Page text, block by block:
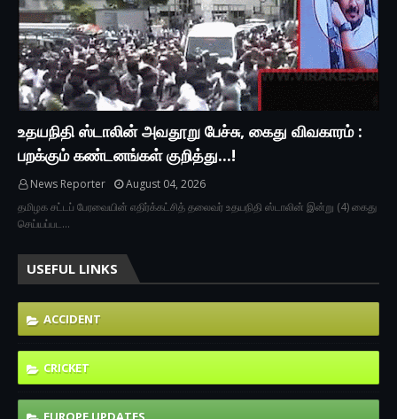
உதயநிதி ஸ்டாலின் அவதூறு பேச்சு, கைது விவகாரம் :
பறக்கும் கண்டனங்கள் குறித்து...!
News Reporter
August 04, 2026
தமிழக சட்டப் பேரவையின் எதிர்க்கட்சித் தலைவர் உதயநிதி ஸ்டாலின் இன்று (4) கைது
செய்யப்பட…
USEFUL LINKS
ACCIDENT
CRICKET